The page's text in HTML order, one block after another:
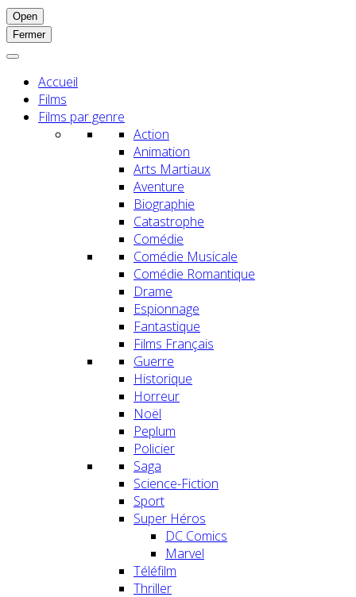
Open
Fermer
Accueil
Films
Films par genre
Action
Animation
Arts Martiaux
Aventure
Biographie
Catastrophe
Comédie
Comédie Musicale
Comédie Romantique
Drame
Espionnage
Fantastique
Films Français
Guerre
Historique
Horreur
Noël
Peplum
Policier
Saga
Science-Fiction
Sport
Super Héros
DC Comics
Marvel
Téléfilm
Thriller